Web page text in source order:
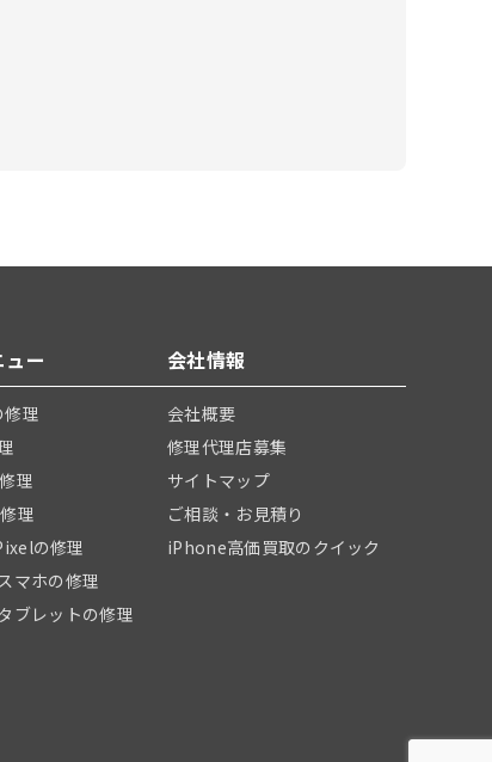
ー
理
理
理
の修理
マホの修理
ブレットの修理
会社情報
会社概要
修理代理店募集
サイトマップ
ご相談・お見積り
iPhone高価買取のクイック